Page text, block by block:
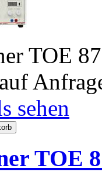
TOE
sehen
TOE